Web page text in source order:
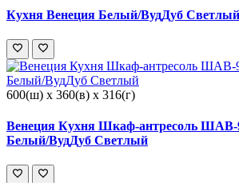
Кухня Венеция Белый/ВудДуб Светлый
600(ш) x 360(в) x 316(г)
Венеция Кухня Шкаф-антресоль ШАВ-
Белый/ВудДуб Светлый